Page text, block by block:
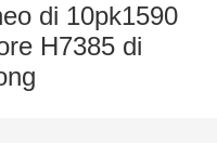
di 10pk1590
H7385 di